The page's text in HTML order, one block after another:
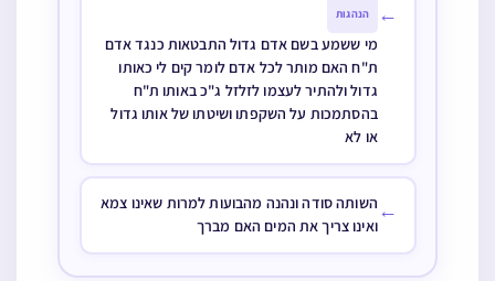
← הנהגות
מי ששמע בשם אדם גדול התבטאות כנגד אדם
ת"ח האם מותר לכל אדם לומר קים לי כאותו
גדול ולהתיר לעצמו לזלזל ג"כ באותו ת"ח
בהסתמכות על השקפתו ושיטתו של אותו גדול
או לא
← השותה סודה ונהנה מהבועות למרות שאינו צמא
ואינו צריך את המים האם מברך